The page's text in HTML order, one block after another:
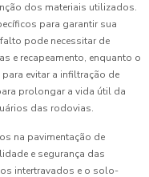
dos materiais utilizados.
para garantir sua
pode necessitar de
e recapeamento, enquanto o
evitar a infiltração de
prolongar a vida útil da
das rodovias.
na pavimentação de
e segurança das
intertravados e o solo-